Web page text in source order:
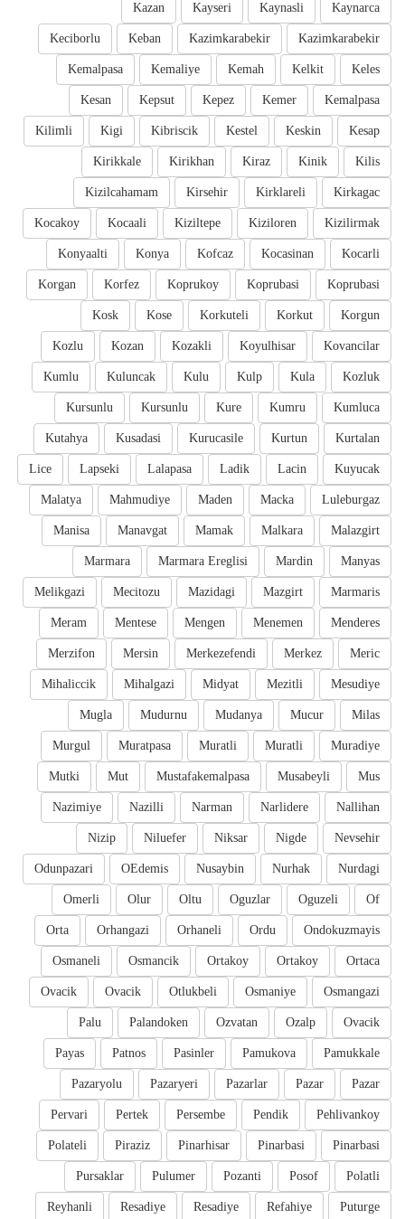
Kaynarca
Kaynasli
Kayseri
Kazan
Kazimkarabekir
Kazimkarabekir
Keban
Keciborlu
Keles
Kelkit
Kemah
Kemaliye
Kemalpasa
Kemalpasa
Kemer
Kepez
Kepsut
Kesan
Kesap
Keskin
Kestel
Kibriscik
Kigi
Kilimli
Kilis
Kinik
Kiraz
Kirikhan
Kirikkale
Kirkagac
Kirklareli
Kirsehir
Kizilcahamam
Kizilirmak
Kiziloren
Kiziltepe
Kocaali
Kocakoy
Kocarli
Kocasinan
Kofcaz
Konya
Konyaalti
Koprubasi
Koprubasi
Koprukoy
Korfez
Korgan
Korgun
Korkut
Korkuteli
Kose
Kosk
Kovancilar
Koyulhisar
Kozakli
Kozan
Kozlu
Kozluk
Kula
Kulp
Kulu
Kuluncak
Kumlu
Kumluca
Kumru
Kure
Kursunlu
Kursunlu
Kurtalan
Kurtun
Kurucasile
Kusadasi
Kutahya
Kuyucak
Lacin
Ladik
Lalapasa
Lapseki
Lice
Luleburgaz
Macka
Maden
Mahmudiye
Malatya
Malazgirt
Malkara
Mamak
Manavgat
Manisa
Manyas
Mardin
Marmara Ereglisi
Marmara
Marmaris
Mazgirt
Mazidagi
Mecitozu
Melikgazi
Menderes
Menemen
Mengen
Mentese
Meram
Meric
Merkez
Merkezefendi
Mersin
Merzifon
Mesudiye
Mezitli
Midyat
Mihalgazi
Mihaliccik
Milas
Mucur
Mudanya
Mudurnu
Mugla
Muradiye
Muratli
Muratli
Muratpasa
Murgul
Mus
Musabeyli
Mustafakemalpasa
Mut
Mutki
Nallihan
Narlidere
Narman
Nazilli
Nazimiye
Nevsehir
Nigde
Niksar
Niluefer
Nizip
Nurdagi
Nurhak
Nusaybin
OEdemis
Odunpazari
Of
Oguzeli
Oguzlar
Oltu
Olur
Omerli
Ondokuzmayis
Ordu
Orhaneli
Orhangazi
Orta
Ortaca
Ortakoy
Ortakoy
Osmancik
Osmaneli
Osmangazi
Osmaniye
Otlukbeli
Ovacik
Ovacik
Ovacik
Ozalp
Ozvatan
Palandoken
Palu
Pamukkale
Pamukova
Pasinler
Patnos
Payas
Pazar
Pazar
Pazarlar
Pazaryeri
Pazaryolu
Pehlivankoy
Pendik
Persembe
Pertek
Pervari
Pinarbasi
Pinarbasi
Pinarhisar
Piraziz
Polateli
Polatli
Posof
Pozanti
Pulumer
Pursaklar
Puturge
Refahiye
Resadiye
Resadiye
Reyhanli